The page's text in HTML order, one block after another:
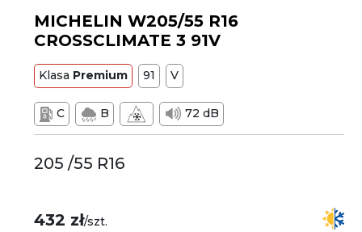
MICHELIN W205/55 R16
CROSSCLIMATE 3 91V
Klasa Premium 91 V
C B 72 dB
205 /55 R16
432 zł/szt.